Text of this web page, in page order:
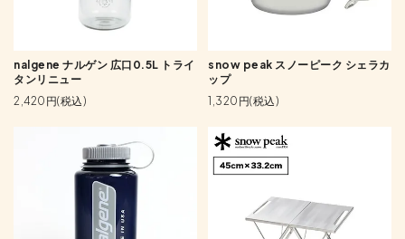
nalgene ナルゲン 広口0.5L トライ
タンリニュー
2,420円(税込)
snow peak スノーピーク シェラカ
ップ
1,320円(税込)